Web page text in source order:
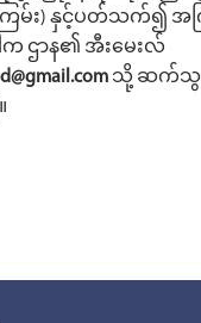
မူကြမ်း) နှင့်ပတ်သက်၍
ါက ဌာန၏ အီးမေးလ်
သို့ ဆက်သွ